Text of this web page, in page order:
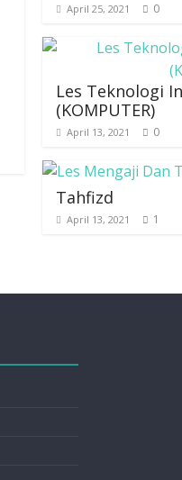
April 25, 2021 0
Les Teknologi
(KOMPUTER)
April 13, 2021 0
Tahfizd
April 13, 2021 1